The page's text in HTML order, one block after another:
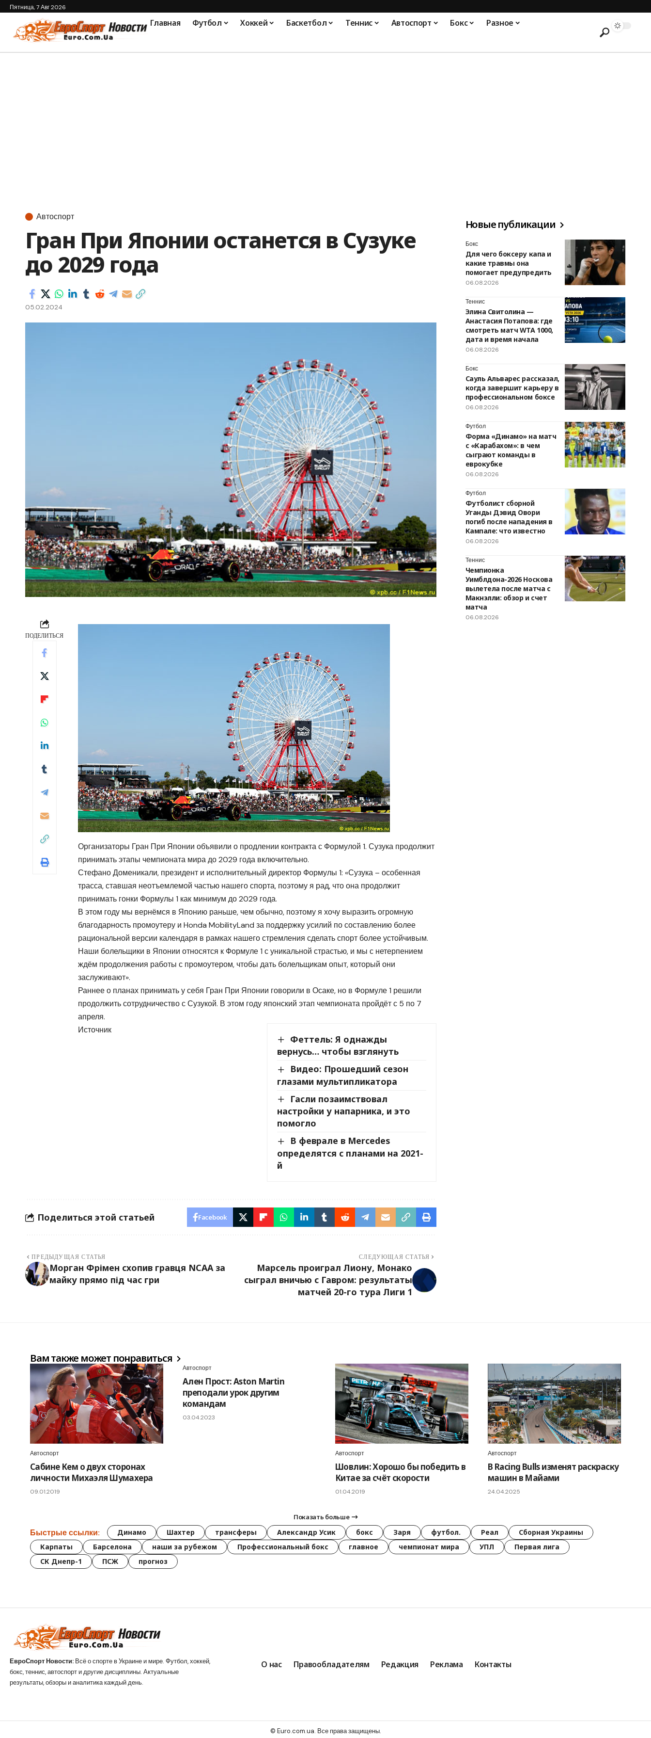
Пятница, 7 Авг 2026
Главная Футбол Хоккей Баскетбол Теннис Автоспорт Бокс Разное
Автоспорт
Гран При Японии останется в Сузуке
до 2029 года
05.02.2024
ПОДЕЛИТЬСЯ
Организаторы Гран При Японии объявили о продлении контракта с Формулой 1. Сузука продолжит
принимать этапы чемпионата мира до 2029 года включительно.
Стефано Доменикали, президент и исполнительный директор Формулы 1: «Сузука – особенная
трасса, ставшая неотъемлемой частью нашего спорта, поэтому я рад, что она продолжит
принимать гонки Формулы 1 как минимум до 2029 года.
В этом году мы вернёмся в Японию раньше, чем обычно, поэтому я хочу выразить огромную
благодарность промоутеру и Honda MobilityLand за поддержку усилий по составлению более
рациональной версии календаря в рамках нашего стремления сделать спорт более устойчивым.
Наши болельщики в Японии относятся к Формуле 1 с уникальной страстью, и мы с нетерпением
ждём продолжения работы с промоутером, чтобы дать болельщикам опыт, который они
заслуживают».
Раннее о планах принимать у себя Гран При Японии говорили в Осаке, но в Формуле 1 решили
продолжить сотрудничество с Сузукой. В этом году японский этап чемпионата пройдёт с 5 по 7
апреля.
Феттель: Я однажды
вернусь… чтобы взглянуть
Видео: Прошедший сезон
глазами мультипликатора
Гасли позаимствовал
настройки у напарника, и это
помогло
В феврале в Mercedes
определятся с планами на 2021-
й
Источник
Поделиться этой статьей Facebook
ПРЕДЫДУЩАЯ СТАТЬЯ
Морган Фрімен схопив гравця NCAA за
майку прямо під час гри
СЛЕДУЮЩАЯ СТАТЬЯ
Марсель проиграл Лиону, Монако
сыграл вничью с Гавром: результаты
матчей 20-го тура Лиги 1
Новые публикации
Бокс
Для чего боксеру капа и
какие травмы она
помогает предупредить
06.08.2026
Теннис
Элина Свитолина —
Анастасия Потапова: где
смотреть матч WTA 1000,
дата и время начала
06.08.2026
Бокс
Сауль Альварес рассказал,
когда завершит карьеру в
профессиональном боксе
06.08.2026
Футбол
Форма «Динамо» на матч
с «Карабахом»: в чем
сыграют команды в
еврокубке
06.08.2026
Футбол
Футболист сборной
Уганды Дэвид Овори
погиб после нападения в
Кампале: что известно
06.08.2026
Теннис
Чемпионка
Уимблдона-2026 Носкова
вылетела после матча с
Макнэлли: обзор и счет
матча
06.08.2026
Вам также может понравиться
Автоспорт
Сабине Кем о двух сторонах
личности Михаэля Шумахера
09.01.2019
Автоспорт
Ален Прост: Aston Martin
преподали урок другим
командам
03.04.2023
Автоспорт
Шовлин: Хорошо бы победить в
Китае за счёт скорости
01.04.2019
Автоспорт
В Racing Bulls изменят раскраску
машин в Майами
24.04.2025
Показать больше
Быстрые ссылки: Динамо Шахтер трансферы Александр Усик бокс Заря футбол. Реал
Сборная Украины
Карпаты
Барселона наши за рубежом Профессиональный бокс главное чемпионат мира УПЛ
Первая лига
СК Днепр-1
ПСЖ прогноз
ЕвроСпорт Новости: Всё о спорте в Украине и мире. Футбол, хоккей,
бокс, теннис, автоспорт и другие дисциплины. Актуальные
результаты, обзоры и аналитика каждый день.
О нас Правообладателям Редакция Реклама Контакты
© Euro.com.ua. Все права защищены.